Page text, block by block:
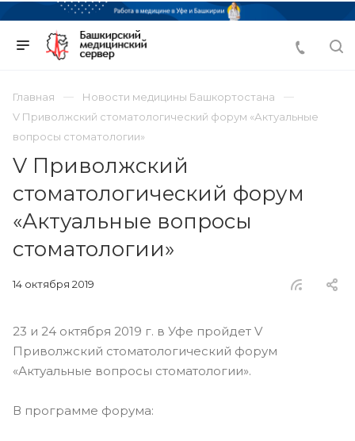
Главная
Новости медицины Башкортостана
V Приволжский стоматологический форум «Актуальные
вопросы стоматологии»
V Приволжский
стоматологический форум
«Актуальные вопросы
стоматологии»
14 октября 2019
23 и 24 октября 2019 г. в Уфе пройдет V
Приволжский стоматологический форум
«Актуальные вопросы стоматологии».
В программе форума: